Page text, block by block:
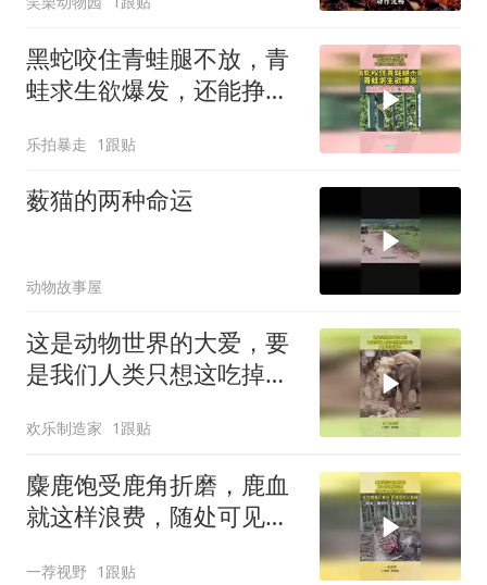
黑蛇咬住青蛙腿不放，青
蛙求生欲爆发，还能挣脱
乐拍暴走 1跟贴
薮猫的两种命运
动物故事屋
这是动物世界的大爱，要
是我们人类只想这吃掉
欢乐制造家 1跟贴
麋鹿饱受鹿角折磨，鹿血
就这样浪费，随处可见脱
一荐视野 1跟贴